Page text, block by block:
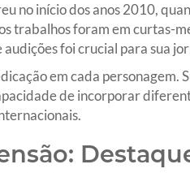
no início dos anos 2010,
trabalhos foram em curtas-
foi crucial para sua
em cada
de incorporar